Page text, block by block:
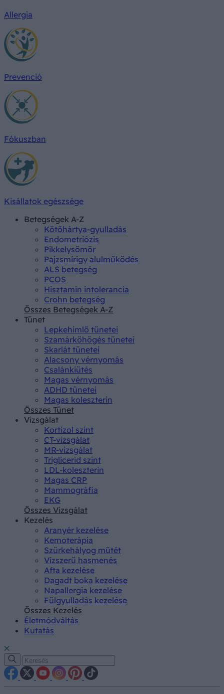
Allergia
Prevenció
Fókuszban
Kisállatok egészsége
Betegségek A-Z
Kötőhártya-gyulladás
Endometriózis
Pikkelysömör
Pajzsmirigy alulműködés
ALS betegség
PCOS
Hisztamin intolerancia
Crohn betegség
Összes Betegségek A-Z
Tünet
Lepkehimlő tünetei
Szamárköhögés tünetei
Skarlát tünetei
Alacsony vérnyomás
Csalánkiütés
Magas vérnyomás
ADHD tünetei
Magas koleszterin
Összes Tünet
Vizsgálat
Kortizol szint
CT-vizsgálat
MR-vizsgálat
Triglicerid szint
LDL-koleszterin
Magas CRP
Mammográfia
EKG
Összes Vizsgálat
Kezelés
Aranyér kezelése
Kemoterápia
Szürkehályog műtét
Vízszerű hasmenés
Afta kezelése
Dagadt boka kezelése
Napallergia kezelése
Fülgyulladás kezelése
Összes Kezelés
Életmódváltás
Kutatás